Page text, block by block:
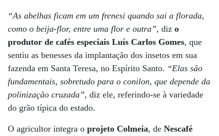
“As abelhas ficam em um frenesi quando sai a florada,
como o beija-flor, entre uma flor e outra”, diz o
produtor de cafés especiais Luís Carlos Gomes, que
sentiu as benesses da implantação dos insetos em sua
fazenda em Santa Teresa, no Espírito Santo. “Elas são
fundamentais, sobretudo para o conilon, que depende da
polinização cruzada”, diz ele, referindo-se à variedade
do grão típica do estado.
O agricultor integra o projeto Colmeia, de Nescafé